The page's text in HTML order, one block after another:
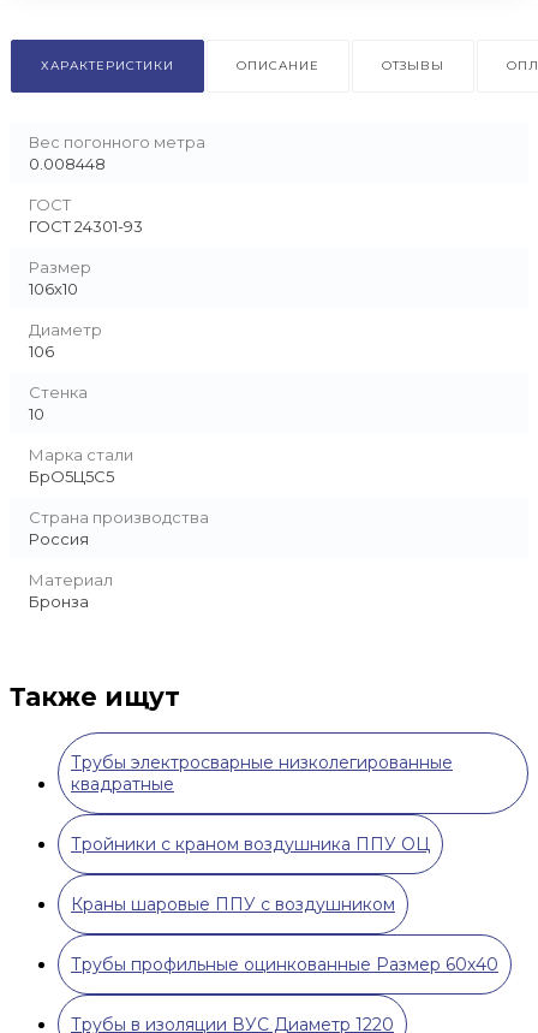
ХАРАКТЕРИСТИКИ ОПИСАНИЕ ОТЗЫВЫ
Вес погонного метра
0.008448
ГОСТ
ГОСТ 24301-93
Размер
106х10
Диаметр
106
Стенка
10
Марка стали
БрО5Ц5С5
Страна производства
Россия
Материал
Бронза
Также ищут
Трубы электросварные низколегированные
квадратные
Тройники с краном воздушника ППУ ОЦ
Краны шаровые ППУ с воздушником
Трубы профильные оцинкованные Размер 60х40
Трубы в изоляции ВУС Диаметр 1220